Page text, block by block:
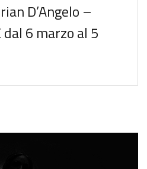
D’Angelo –
6 marzo al 5